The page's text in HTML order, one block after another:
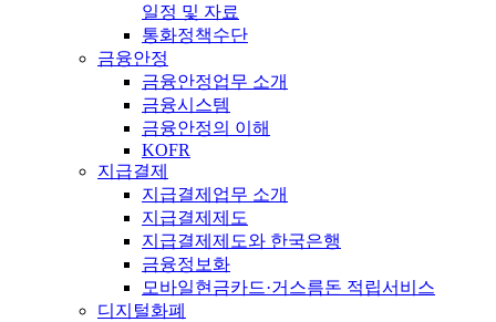
일정 및 자료
통화정책수단
금융안정
금융안정업무 소개
금융시스템
금융안정의 이해
KOFR
지급결제
지급결제업무 소개
지급결제제도
지급결제제도와 한국은행
금융정보화
모바일현금카드·거스름돈 적립서비스
디지털화폐